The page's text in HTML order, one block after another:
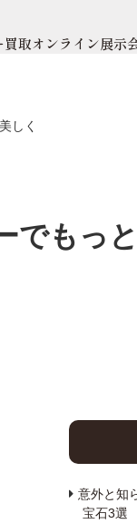
買取オンライン展示
しく
もっと
意外と知
宝石3選